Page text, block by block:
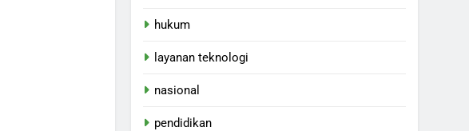
hukum
layanan teknologi
nasional
pendidikan